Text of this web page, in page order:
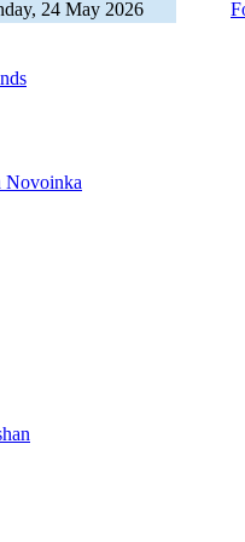
24 May 2026
Novoinka